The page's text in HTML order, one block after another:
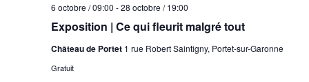
Exposition | Ce qui fleurit malgré tout
6 octobre / 09:00 -28 octobre / 19:00
Château de Portet 1 rue Robert Saintigny, Portet-sur-Garonne
Gratuit